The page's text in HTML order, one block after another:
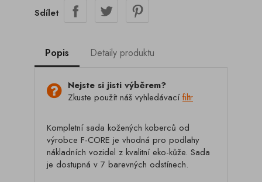
Sdílet
Popis Detaily produktu
Nejste si jisti výběrem?
Zkuste použít náš vyhledávacífiltr
Kompletní sada kožených koberců od
výrobce F-CORE je vhodná pro podlahy
nákladních vozidel z kvalitní eko-kůže. Sada
je dostupná v 7 barevných odstínech.